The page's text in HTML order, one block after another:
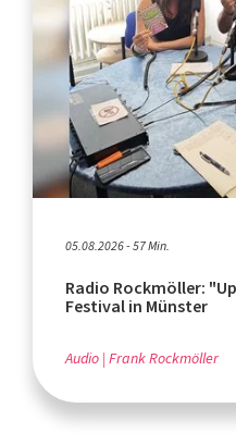
05.08.2026 - 57 Min.
Radio Rockmöller:
Festival in Münster
Audio Frank Rockmöller